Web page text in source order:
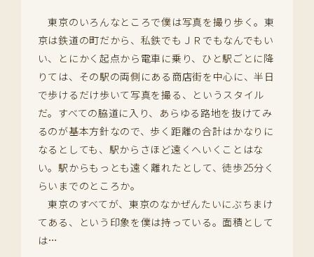
東京のいろんなところで僕は写真を撮り歩く。東
京は鉄道の町だから、私鉄でもＪＲでもなんでもい
い、とにかく起点から電車に乗り、ひと駅ごとに降
りては、その駅の両側にある商店街を中心に、半日
で歩けるだけ歩いて写真を撮る、というスタイル
だ。すべての脇道に入り、あらゆる路地を抜けてみ
るのが基本方針なので、歩く距離の合計はかなりに
なるとしても、駅からさほど遠くへいくことはな
い。駅からもっとも遠く離れたとして、徒歩25分く
らいまでのところか。
東京のすべてが、東京のなかぜんたいにぶちまけ
てある、という印象を僕は持っている。面積として
は…